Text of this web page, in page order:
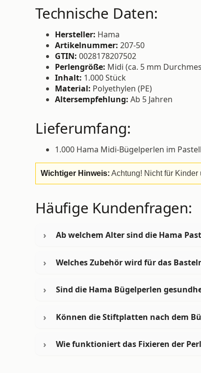
Technische Daten:
Hersteller: Hama
Artikelnummer: 207-50
GTIN: 0028178207502
Perlengröße: Midi (ca. 5 mm
Inhalt: 1.000 Stück
Material: Polyethylen (PE)
Altersempfehlung: Ab 5 Jahren
Lieferumfang:
1.000 Hama Midi-Bügelperlen im
Wichtiger Hinweis: Achtung! Nicht für Kinder
Häufige Kundenfragen:
Ab welchem Alter sind die Hama
Welches Zubehör wird für das
Sind die Hama Bügelperlen
Können die Stiftplatten nach dem
Wie funktioniert das Fixieren der